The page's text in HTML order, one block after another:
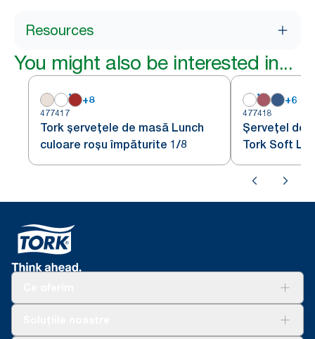
Resources
You might also be interested in...
+8
477417
Tork șervețele de masă Lunch
culoare roșu împăturite 1/8
+6
477418
Șervețel de
Tork Soft